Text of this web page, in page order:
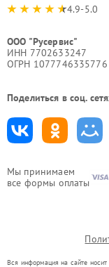
Мы принимаем
все формы оплаты
4.9-5.0
ООО "Русервис"
ИНН 7702633247
ОГРН 1077746335776
Поделиться в соц.
Вся информация на сайте